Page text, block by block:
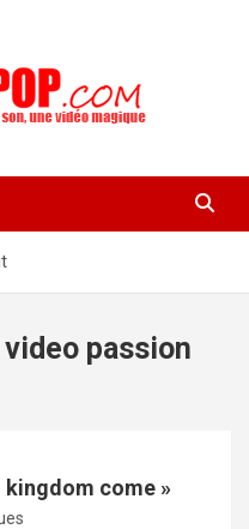
Lyon. rock pop concert
passion
kingdom come »